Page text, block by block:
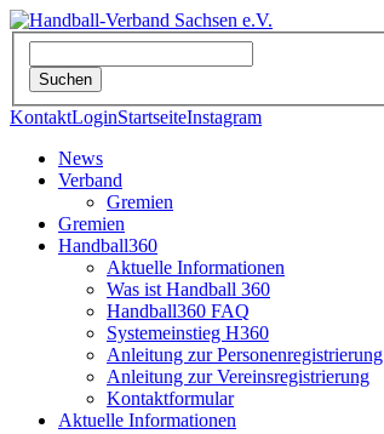
KontaktLoginStartseiteInstagram
News
Verband
Gremien
Gremien
Handball360
Aktuelle Informationen
Was ist Handball 360
Handball360 FAQ
Systemeinstieg H360
Anleitung zur Personenregistrierung
Anleitung zur Vereinsregistrierung
Kontaktformular
Aktuelle Informationen